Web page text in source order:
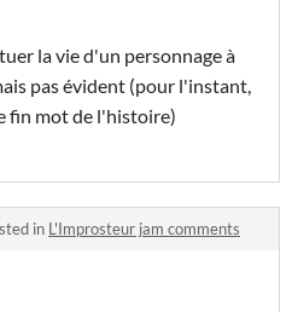
la vie d'un personnage à
pas évident (pour l'instant,
fin mot de l'histoire)
in L'Improsteur jam comments